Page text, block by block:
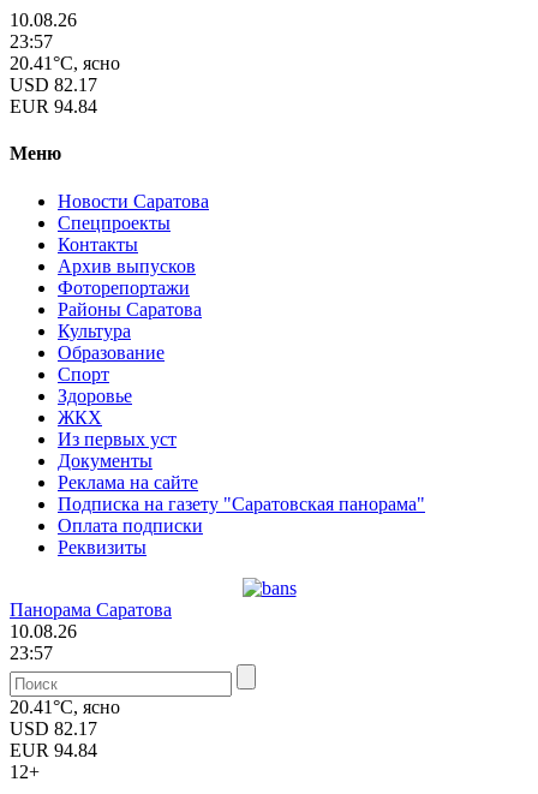
10.08.26
23:57
20.41°C, ясно
USD 82.17
EUR 94.84
Меню
Новости Саратова
Спецпроекты
Контакты
Архив выпусков
Фоторепортажи
Районы Саратова
Культура
Образование
Спорт
Здоровье
ЖКХ
Из пеpвых уст
Документы
Реклама на сайте
Подписка на газету "Саратовская панорама"
Оплата подписки
Реквизиты
Панорама Саратова
10.08.26
23:57
20.41°C, ясно
USD 82.17
EUR 94.84
12+